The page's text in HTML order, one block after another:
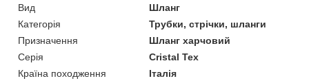
Вид
Шланг
Категорія
Трубки, стрічки, шланги
Призначення
Шланг харчовий
Серія
Cristal Tex
Країна походження
Італія